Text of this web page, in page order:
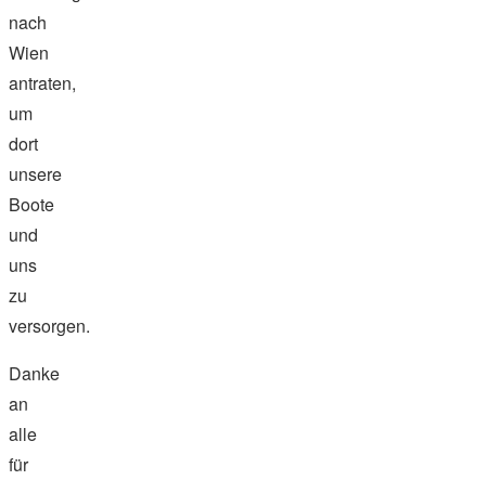
nach
Wien
antraten,
um
dort
unsere
Boote
und
uns
zu
versorgen.
Danke
an
alle
für